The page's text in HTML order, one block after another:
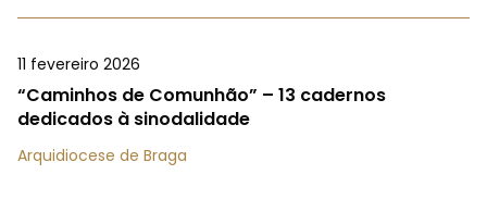
11 fevereiro 2026
“Caminhos de Comunhão” – 13 cadernos
dedicados à sinodalidade
Arquidiocese de Braga